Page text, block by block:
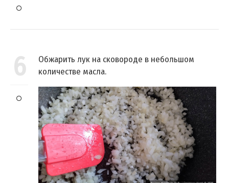
6
Обжарить лук на сковороде в небольшом
количестве масла.